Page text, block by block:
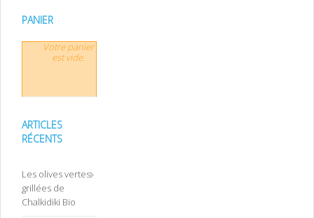
PANIER
Votre panier
est vide.
ARTICLES
RÉCENTS
Les olives vertes
grillées de
Chalkidiki Bio